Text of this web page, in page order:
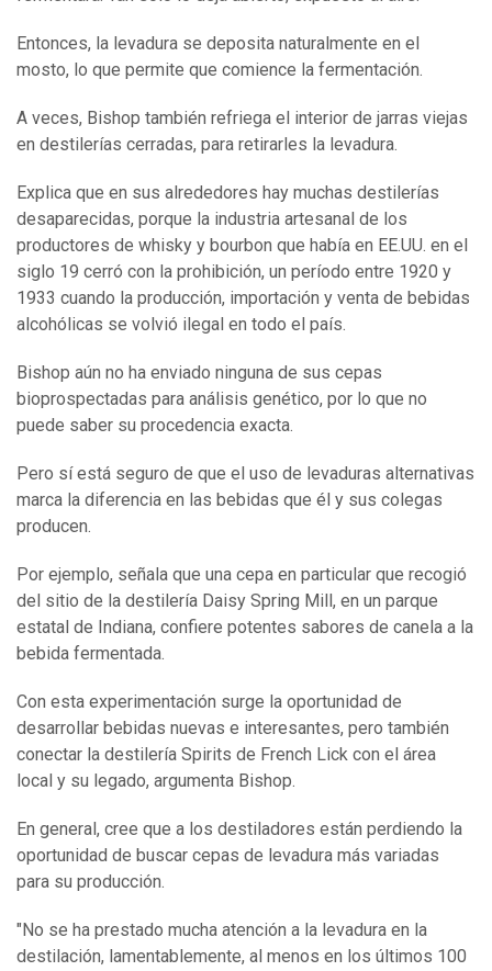
Entonces, la levadura se deposita naturalmente en el
mosto, lo que permite que comience la fermentación.
A veces, Bishop también refriega el interior de jarras viejas
en destilerías cerradas, para retirarles la levadura.
Explica que en sus alrededores hay muchas destilerías
desaparecidas, porque la industria artesanal de los
productores de whisky y bourbon que había en EE.UU. en el
siglo 19 cerró con la prohibición, un período entre 1920 y
1933 cuando la producción, importación y venta de bebidas
alcohólicas se volvió ilegal en todo el país.
Bishop aún no ha enviado ninguna de sus cepas
bioprospectadas para análisis genético, por lo que no
puede saber su procedencia exacta.
Pero sí está seguro de que el uso de levaduras alternativas
marca la diferencia en las bebidas que él y sus colegas
producen.
Por ejemplo, señala que una cepa en particular que recogió
del sitio de la destilería Daisy Spring Mill, en un parque
estatal de Indiana, confiere potentes sabores de canela a la
bebida fermentada.
Con esta experimentación surge la oportunidad de
desarrollar bebidas nuevas e interesantes, pero también
conectar la destilería Spirits de French Lick con el área
local y su legado, argumenta Bishop.
En general, cree que a los destiladores están perdiendo la
oportunidad de buscar cepas de levadura más variadas
para su producción.
"No se ha prestado mucha atención a la levadura en la
destilación, lamentablemente, al menos en los últimos 100